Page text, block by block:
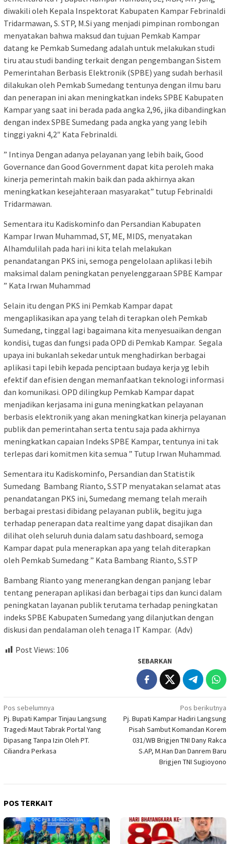
diwakili oleh Kepala Inspektorat Kabupaten Kampar Febrinaldi
Tridarmawan, S. STP, M.Si yang menjadi pimpinan rombongan
menyatakan bahwa maksud dan tujuan Pemkab Kampar
datang ke Pemkab Sumedang adalah untuk melakukan studi
tiru atau studi banding terkait dengan pengembangan Sistem
Pemerintahan Berbasis Elektronik (SPBE) yang sudah berhasil
dilakukan oleh Pemkab Sumedang tentunya dengan ilmu baru
dan penerapan ini akan meningkatkan indeks SPBE Kabupaten
Kampar yang saat ini berada pada angka 2,96, jika dibandingkan
dengan index SPBE Sumedang pada angka yang yang lebih
tinggi yakni 4,2″ Kata Febrinaldi.
” Intinya Dengan adanya pelayanan yang lebih baik, Good
Governance dan Good Government dapat kita peroleh maka
kinerja pemerintah makin baik dan pada akhirnya akan
meningkatkan kesejahteraan masyarakat” tutup Febrinaldi
Tridarmawan.
Sementara itu Kadiskominfo dan Persandian Kabupaten
Kampar Irwan Muhammad, ST, ME, MIDS, menyatakan
Alhamdulilah pada hari ini kita telah melakukan
penandatangan PKS ini, semoga pengelolaan aplikasi lebih
maksimal dalam peningkatan penyelenggaraan SPBE Kampar
” Kata Irwan Muhammad
Selain itu dengan PKS ini Pemkab Kampar dapat
mengaplikasikan apa yang telah di terapkan oleh Pemkab
Sumedang, tinggal lagi bagaimana kita menyesuaikan dengan
kondisi, tugas dan fungsi pada OPD di Pemkab Kampar. Segala
upaya ini bukanlah sekedar untuk menghadirkan berbagai
aplikasi tapi lebih kepada penciptaan budaya kerja yg lebih
efektif dan efisien dengan memanfaatkan teknologi informasi
dan komunikasi. OPD dilingkup Pemkab Kampar dapat
menjadikan kerjasama ini guna meningkatkan pelayanan
berbasis elektronik yang akan meningkatkan kinerja pelayanan
publik dan pemerintahan serta tentu saja pada akhirnya
meningkatkan capaian Indeks SPBE Kampar, tentunya ini tak
terlepas dari komitmen kita semua ” Tutup Irwan Muhammad.
Sementara itu Kadiskominfo, Persandian dan Statistik
Sumedang Bambang Rianto, S.STP menyatakan selamat atas
penandatangan PKS ini, Sumedang memang telah meraih
berbagai prestasi dibidang pelayanan publik, begitu juga
terhadap penerapan data realtime yang dapat disajikan dan
dilihat oleh seluruh dunia dalam satu dashboard, semoga
Kampar dapat pula menerapkan apa yang telah diterapkan
oleh Pemkab Sumedang ” Kata Bambang Rianto, S.STP
Bambang Rianto yang menerangkan dengan panjang lebar
tentang penerapan aplikasi dan berbagai tips dan kunci dalam
peningkatan layanan publik terutama terhadap peningkatan
indeks SPBE Kabupaten Sumedang yang dilanjutkan dengan
diskusi dan pendalaman oleh tenaga IT Kampar. (Adv)
Post Views: 106
SEBARKAN
Navigasi
pos
Pos sebelumnya
Pj. Bupati Kampar Tinjau Langsung
Tragedi Maut Tabrak Portal Yang
Dipasang Tanpa Izin Oleh PT.
Ciliandra Perkasa
Pos berikutnya
Pj. Bupati Kampar Hadiri Langsung
Pisah Sambut Komandan Korem
031/WB Brigjen TNI Dany Rakca
S.AP, M.Han Dan Danrem Baru
Brigjen TNI Sugioyono
POS TERKAIT